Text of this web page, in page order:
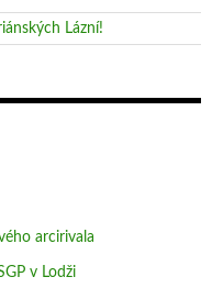
Lázní!
arcirivala
v Lodži